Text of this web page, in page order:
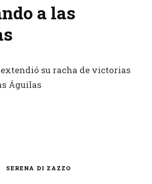
a las
SERENA DI ZAZZO